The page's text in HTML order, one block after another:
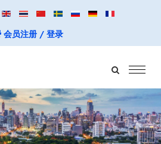
会员注册 / 登录